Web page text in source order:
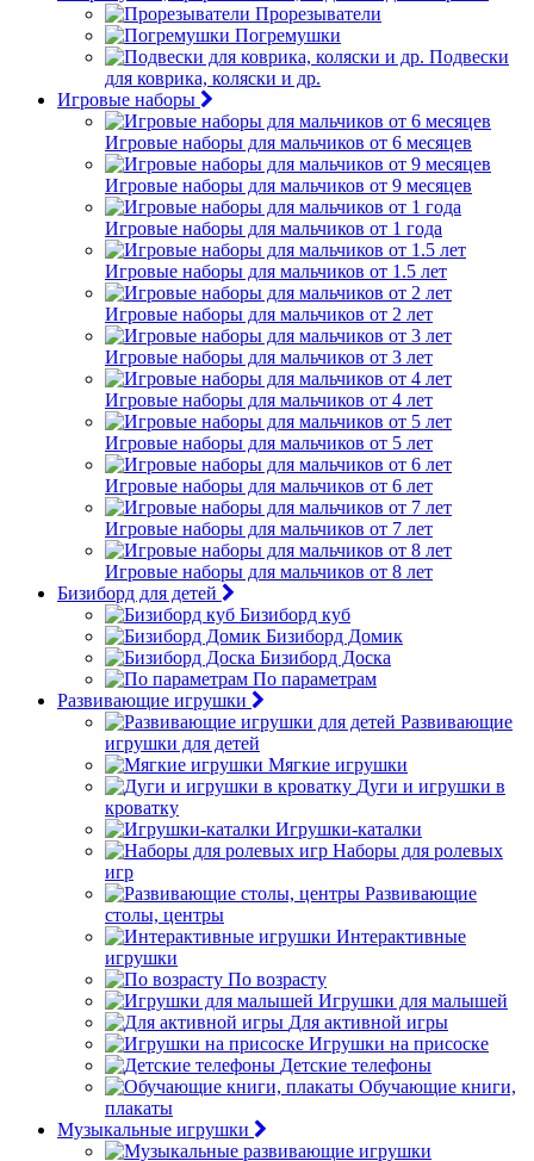
Прорезыватели
Погремушки
Подвески
для коврика, коляски и др.
Игровые наборы
Игровые наборы для мальчиков от 6 месяцев
Игровые наборы для мальчиков от 9 месяцев
Игровые наборы для мальчиков от 1 года
Игровые наборы для мальчиков от 1.5 лет
Игровые наборы для мальчиков от 2 лет
Игровые наборы для мальчиков от 3 лет
Игровые наборы для мальчиков от 4 лет
Игровые наборы для мальчиков от 5 лет
Игровые наборы для мальчиков от 6 лет
Игровые наборы для мальчиков от 7 лет
Игровые наборы для мальчиков от 8 лет
Бизиборд для детей
Бизиборд куб
Бизиборд Домик
Бизиборд Доска
По параметрам
Развивающие игрушки
Развивающие
игрушки для детей
Мягкие игрушки
Дуги и игрушки в
кроватку
Игрушки-каталки
Наборы для ролевых
игр
Развивающие
столы, центры
Интерактивные
игрушки
По возрасту
Игрушки для малышей
Для активной игры
Игрушки на присоске
Детские телефоны
Обучающие книги,
плакаты
Музыкальные игрушки